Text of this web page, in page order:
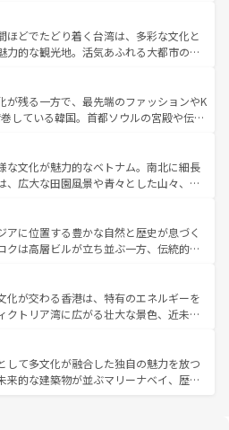
ルだ。 なお、新着のアメリカ
一覧を参照してほしい。
心で訪れる人々を迎えてくれるハワイの
ーカルフードやハワイアンミュージッ
ダンスなど、すべてがハワイの魅力を彩
。 なお、新着のハワイ情報
を参照してほしい。
中央部にそびえるウルル（エアーズロッ
の美しい原生林やケアンズの熱帯雨林な
くさん。また、カフェやワイン、オージ
ティも充実しており、サーフィンやダイ
グなど、アウトドア好きにはたまらな
アの多彩な魅力を存分に味わいつくそ
ほどでたどり着く台湾は、多彩な文化と
力的な観光地。活気あふれる大都市の台
岳地帯である台湾東部など、都市の喧騒
共存しており、訪れる人に新しい発見と
くれる。また、奥深い台湾の食文化も魅
のスイーツなど、バラエティ豊かな料理
える。 なお、新着の台湾情報は コンテンツ一覧を参
が残る一方で、最先端のファッションやK
している韓国。首都ソウルの宮殿や伝統
ばせば四季折々の自然美を楽しむことが
キムチや焼肉、絶品のストリートフード
韓国料理が待っている。夜には、韓国な
がら、韓国の多彩な魅力を心ゆくまで味
わってみてほしい。 なお、新着の韓国情報はコンテンツ一
い。
な文化が魅力的なベトナム。南北に細長
、広大な田園風景や青々とした山々、世
伝統が息づく。ハノイの古い町並みやホ
ンス統治時代の建物も、独特の雰囲気を
また、バラエティの豊かさとおいしさで
インミー、ベトナムコーヒーなどは、ぜ
い。どの地域を訪れてもあたたかい人々
くれるので、きっと忘れられない旅にな
アに位置する豊かな自然と歴史が息づく
クは高層ビルが立ち並ぶ一方、伝統的な
いる。北部ではチェンマイなどの山岳地
い、南部ではプーケットやクラビの美し
ト気分を楽しむことができる。タイ料理
年中温暖で、どの季節にも異なる楽しみ
しみやすいタイの人々、仏教を中心とし
様な観光資源が、訪れる旅人を魅了し続
化が交わる香港は、特有のエネルギーを
クトリア湾に広がる壮大な景色、近未来
も感動するはず。観光スポットが密集し
見どころを回れるのも魅力。息をのむよ
的な体験まで、香港を存分に楽しみ尽く
して多文化が融合した独自の魅力を放つ
来的な建築物が並ぶマリーナベイ、歴史